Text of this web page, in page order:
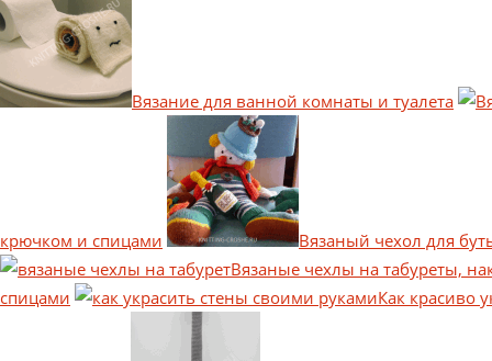
Вязание для ванной комнаты и туалета
крючком и спицами
Вязаный чехол для
Вязаные чехлы на табуреты,
спицами
Как красиво